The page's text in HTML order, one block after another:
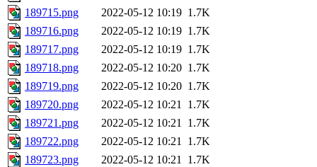
189715.png
2022-05-12 10:19 1.7K
189716.png
2022-05-12 10:19 1.7K
189717.png
2022-05-12 10:19 1.7K
189718.png
2022-05-12 10:20 1.7K
189719.png
2022-05-12 10:20 1.7K
189720.png
2022-05-12 10:21 1.7K
189721.png
2022-05-12 10:21 1.7K
189722.png
2022-05-12 10:21 1.7K
189723.png
2022-05-12 10:21 1.7K